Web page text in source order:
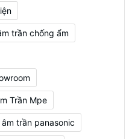
trần chống ẩm
Trần Mpe
trần panasonic